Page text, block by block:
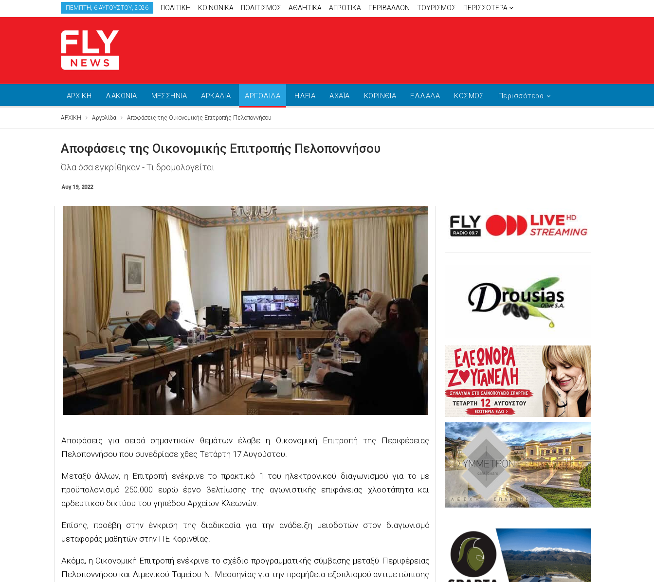
ΠΈΜΠΤΗ, 6 ΑΥΓΟΎΣΤΟΥ, 2026 ΠΟΛΙΤΙΚΗ ΚΟΙΝΩΝΙΚΑ ΠΟΛΙΤΙΣΜΟΣ ΑΘΛΗΤΙΚΆ ΑΓΡΟΤΙΚΑ ΠΕΡΙΒΑΛΛΟΝ ΤΟΥΡΙΣΜΟΣ ΠΕΡΙΣΣΌΤΕΡΑ
ΑΡΧΙΚΗ ΛΑΚΩΝΙΑ ΜΕΣΣΗΝΙΑ ΑΡΚΑΔΙΑ ΑΡΓΟΛΙΔΑ ΗΛΕΙΑ ΑΧΑΪΑ ΚΟΡΙΝΘΙΑ ΕΛΛΑΔΑ ΚΟΣΜΟΣ Περισσότερα
ΑΡΧΙΚΗ Αργολίδα Αποφάσεις της Οικονομικής Επιτροπής Πελοποννήσου
Αποφάσεις της Οικονομικής Επιτροπής Πελοποννήσου
Όλα όσα εγκρίθηκαν - Τι δρομολογείται
Αυγ 19, 2022
Αποφάσεις για σειρά σημαντικών θεμάτων έλαβε η Οικονομική Επιτροπή της Περιφέρειας
Πελοποννήσου που συνεδρίασε χθες Τετάρτη 17 Αυγούστου.
Μεταξύ άλλων, η Επιτροπή ενέκρινε το πρακτικό 1 του ηλεκτρονικού διαγωνισμού για το με
προϋπολογισμό 250.000 ευρώ έργο βελτίωσης της αγωνιστικής επιφάνειας χλοοτάπητα και
αρδευτικού δικτύου του γηπέδου Αρχαίων Κλεωνών.
Επίσης, προέβη στην έγκριση της διαδικασία για την ανάδειξη μειοδοτών στον διαγωνισμό
μεταφοράς μαθητών στην ΠΕ Κορινθίας.
Ακόμα, η Οικονομική Επιτροπή ενέκρινε το σχέδιο προγραμματικής σύμβασης μεταξύ Περιφέρειας
Πελοποννήσου και Λιμενικού Ταμείου Ν. Μεσσηνίας για την προμήθεια εξοπλισμού αντιμετώπισης